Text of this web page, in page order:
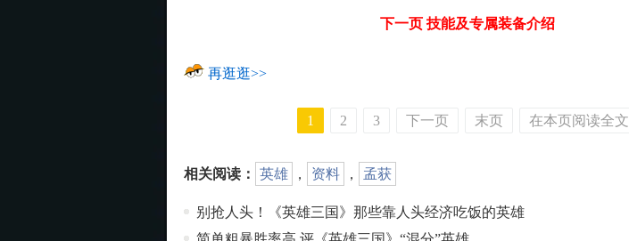
下一页 技能及专属装备介绍
再逛逛>>
1 2 3 下一页 末页 在本页阅读全文
相关阅读： 英雄 ， 资料 ， 孟获
别抢人头！《英雄三国》那些靠人头经济吃饭的英雄